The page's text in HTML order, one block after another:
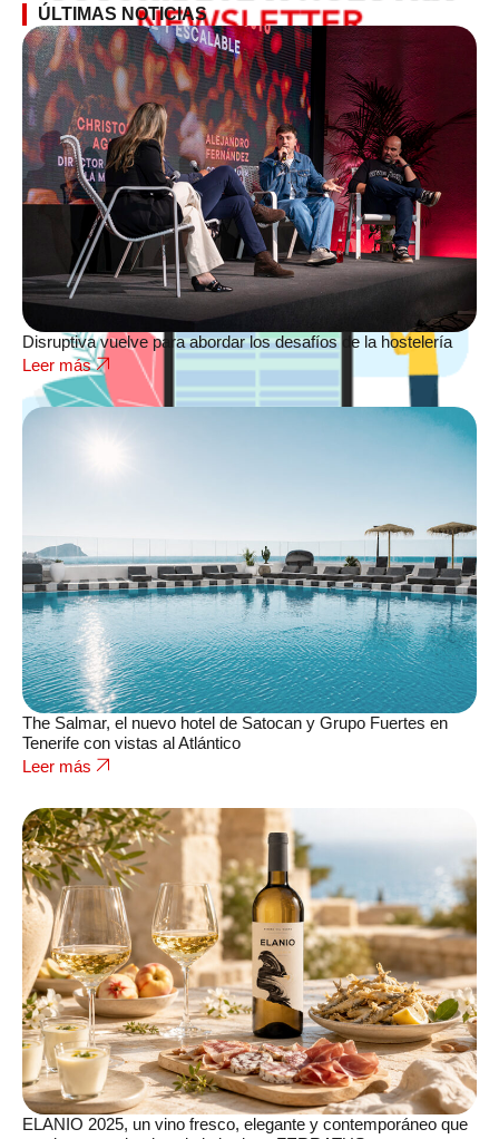
ÚLTIMAS NOTICIAS
Disruptiva vuelve para abordar los desafíos de la hostelería
Leer más
The Salmar, el nuevo hotel de Satocan y Grupo Fuertes en
Tenerife con vistas al Atlántico
Leer más
ELANIO 2025, un vino fresco, elegante y contemporáneo que